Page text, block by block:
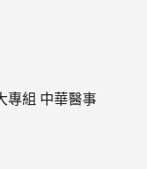
專組 中華醫事